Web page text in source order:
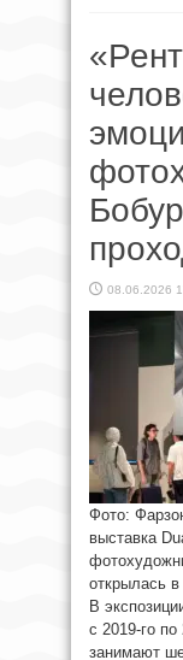
08.06.2026
Фото:
выставка
открылась
В
с 2019-го
занимают